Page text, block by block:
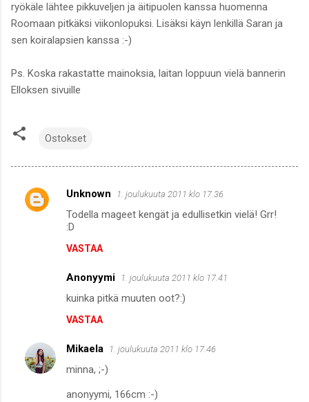
ryökäle lähtee pikkuveljen ja äitipuolen kanssa huomenna
Roomaan pitkäksi viikonlopuksi. Lisäksi käyn lenkillä Saran ja
sen koiralapsien kanssa :-)
Ps. Koska rakastatte mainoksia, laitan loppuun vielä bannerin
Elloksen sivuille
Ostokset
K
t
Unknown 1. joulukuuta 2011 klo 17.36
Todella mageet kengät ja edullisetkin vielä! Grr!
:D
VASTAA
Anonyymi 1. joulukuuta 2011 klo 17.41
kuinka pitkä muuten oot?:)
VASTAA
Mikaela 1. joulukuuta 2011 klo 17.46
minna, ;-)
anonyymi, 166cm :-)